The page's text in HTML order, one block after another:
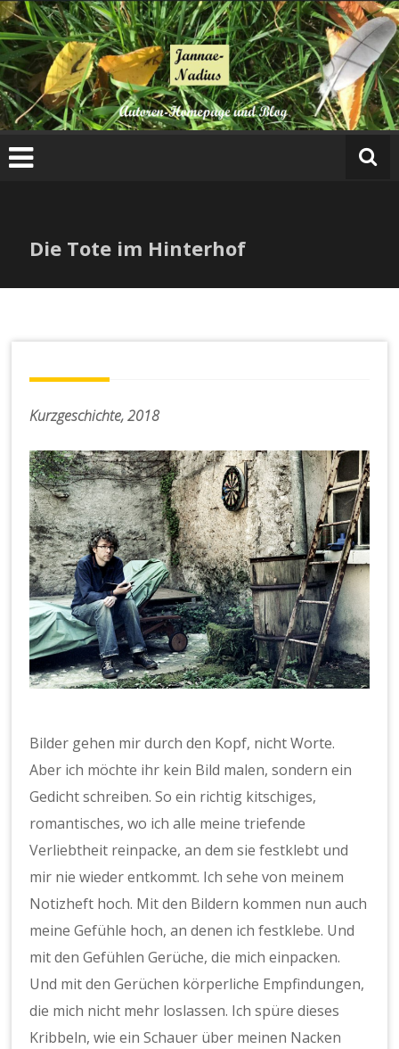
Zum
Inhalt
springen
Die Tote im Hinterhof
Kurzgeschichte, 2018
Bilder gehen mir durch den Kopf, nicht Worte.
Aber ich möchte ihr kein Bild malen, sondern ein
Gedicht schreiben. So ein richtig kitschiges,
romantisches, wo ich alle meine triefende
Verliebtheit reinpacke, an dem sie festklebt und
mir nie wieder entkommt. Ich sehe von meinem
Notizheft hoch. Mit den Bildern kommen nun auch
meine Gefühle hoch, an denen ich festklebe. Und
mit den Gefühlen Gerüche, die mich einpacken.
Und mit den Gerüchen körperliche Empfindungen,
die mich nicht mehr loslassen. Ich spüre dieses
Kribbeln, wie ein Schauer über meinen Nacken